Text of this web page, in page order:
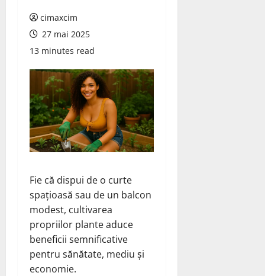
cimaxcim
27 mai 2025
13 minutes read
Fie că dispui de o curte
spațioasă sau de un balcon
modest, cultivarea
propriilor plante aduce
beneficii semnificative
pentru sănătate, mediu și
economie.